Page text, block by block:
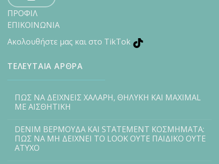
ΠΡΟΦΙΛ
ΕΠΙΚΟΙΝΩΝΙΑ
Ακολουθήστε μας και στο TikTok
ΤΕΛΕΥΤΑΙΑ ΑΡΘΡΑ
ΠΩΣ ΝΑ ΔΕΙΧΝΕΙΣ ΧΑΛΑΡΗ, ΘΗΛΥΚΗ ΚΑΙ MAXIMAL
ΜΕ ΑΙΣΘΗΤΙΚΗ
DENIM ΒΕΡΜΟΥΔΑ ΚΑΙ STATEMENT ΚΟΣΜΗΜΑΤΑ:
ΠΩΣ ΝΑ ΜΗ ΔΕΙΧΝΕΙ ΤΟ LOOK ΟΥΤΕ ΠΑΙΔΙΚΟ ΟΥΤΕ
ΑΤΥΧΟ